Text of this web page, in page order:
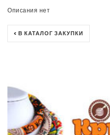
Описания нет
< В КАТАЛОГ ЗАКУПКИ